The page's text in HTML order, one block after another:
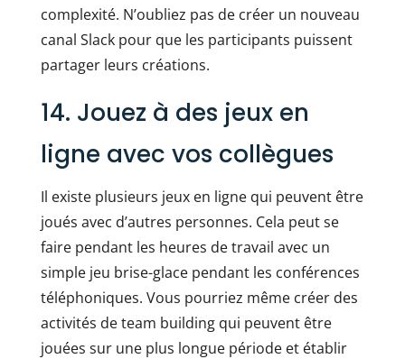
complexité. N’oubliez pas de créer un nouveau
canal Slack pour que les participants puissent
partager leurs créations.
14. Jouez à des jeux en
ligne avec vos collègues
Il existe plusieurs jeux en ligne qui peuvent être
joués avec d’autres personnes. Cela peut se
faire pendant les heures de travail avec un
simple jeu brise-glace pendant les conférences
téléphoniques. Vous pourriez même créer des
activités de team building qui peuvent être
jouées sur une plus longue période et établir